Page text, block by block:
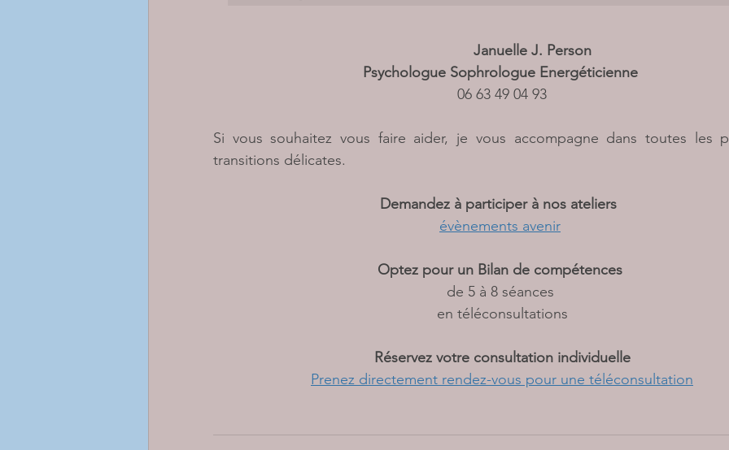
Januelle J. Person
Psychologue Sophrologue Energéticienne
06 63 49 04 93
Si vous souhaitez vous faire aider, je vous accompagne dans toutes les
transitions délicates.
Demandez à participer à nos ateliers
évènements avenir
Optez pour un Bilan de compétences
de 5 à 8 séances
en téléconsultations
Réservez votre consultation individuelle
Prenez directement rendez-vous pour une téléconsultation